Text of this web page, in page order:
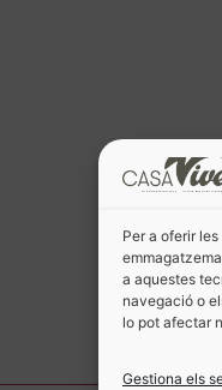
Per a oferir
a aquestes
navegació o
lo pot afectar
Gestiona els